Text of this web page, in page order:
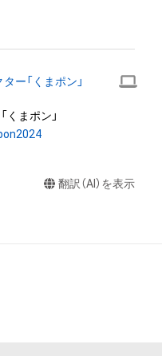
、商標またはロゴ等を含
産権（著作権、特許権、実
す。）を意味します。）
としても、本アイテムに
意味しません。
に限定されません。）を
者、売却者、保有、その
ー「くまポン」
まポン」
翻訳（AI）を表示